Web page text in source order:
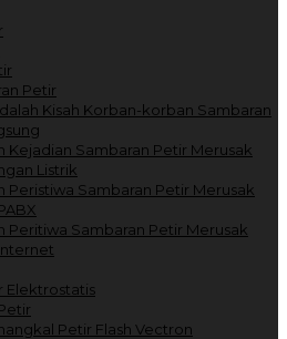
Petir
Kisah Korban-korban Sambaran
Kejadian Sambaran Petir Merusak
Listrik
Peristiwa Sambaran Petir Merusak
Peritiwa Sambaran Petir Merusak
Elektrostatis
Petir Flash Vectron